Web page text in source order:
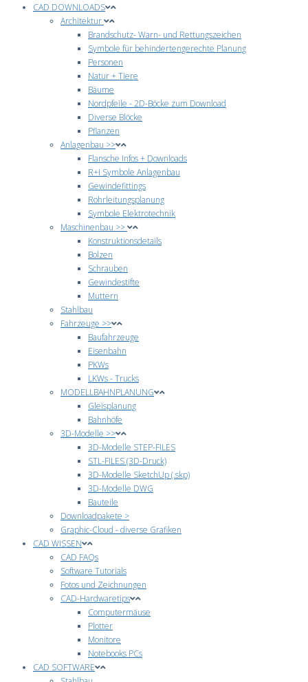
CAD DOWNLOADS
Architektur
Brandschutz- Warn- und Rettungszeichen
Symbole für behindertengerechte Planung
Personen
Natur + Tiere
Bäume
Nordpfeile - 2D-Böcke zum Download
Diverse Blöcke
Pflanzen
Anlagenbau >>
Flansche Infos + Downloads
R+I Symbole Anlagenbau
Gewindefittings
Rohrleitungsplanung
Symbole Elektrotechnik
Maschinenbau >>
Konstruktionsdetails
Bolzen
Schrauben
Gewindestifte
Muttern
Stahlbau
Fahrzeuge >>
Baufahrzeuge
Eisenbahn
PKWs
LKWs - Trucks
MODELLBAHNPLANUNG
Gleisplanung
Bahnhöfe
3D-Modelle >>
3D-Modelle STEP-FILES
STL-FILES (3D-Druck)
3D-Modelle SketchUp (.skp)
3D-Modelle DWG
Bauteile
Downloadpakete >
Graphic-Cloud - diverse Grafiken
CAD WISSEN
CAD FAQs
Software Tutorials
Fotos und Zeichnungen
CAD-Hardwaretips
Computermäuse
Plotter
Monitore
Notebooks PCs
CAD SOFTWARE